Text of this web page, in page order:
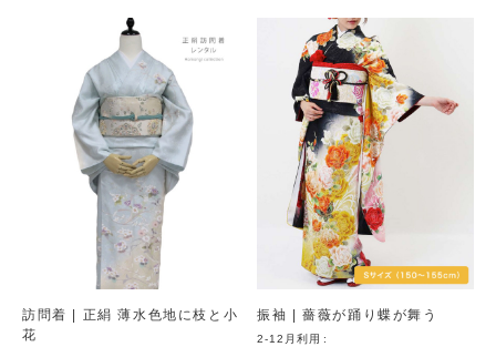
訪問着 | 正絹 薄水色地に枝と小
花
振袖 | 薔薇が踊り蝶が舞う
2-12月利用